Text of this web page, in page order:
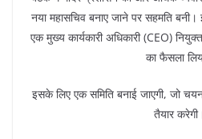
नया महासचिव बनाए जाने पर सहमति
एक मुख्य कार्यकारी अधिकारी (CEO)
का फैसला
इसके लिए एक समिति बनाई जाएगी, जो
तैयार